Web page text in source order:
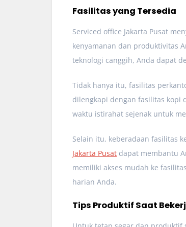
Fasilitas yang Tersedia
Serviced office Jakarta Pusat
kenyamanan dan produktivitas
teknologi canggih, Anda dapat
Tidak hanya itu, fasilitas
dilengkapi dengan fasilitas kopi
waktu istirahat sejenak untuk
Selain itu, keberadaan fasilitas
Jakarta Pusat dapat membantu
memiliki akses mudah ke
harian Anda.
Tips Produktif Saat